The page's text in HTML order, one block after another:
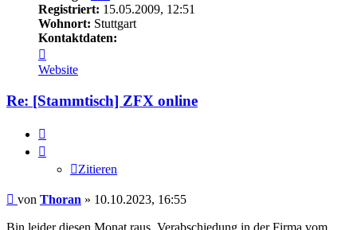
Registriert: 15.05.2009, 12:51
Wohnort: Stuttgart
Kontaktdaten:
von
Thoran
Website
Re: [Stammtisch] ZFX online
Zitieren
Beitrag
von Thoran » 10.10.2023, 16:55
Bin leider diesen Monat raus. Verabschiedung in der Firma vom